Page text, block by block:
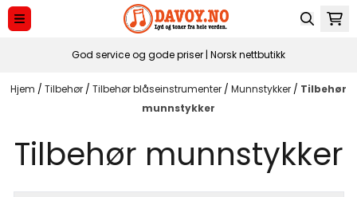
Hopp til innhold
God service og gode priser | Norsk nettbutikk
Hjem / Tilbehør / Tilbehør blåseinstrumenter / Munnstykker / Tilbehør
munnstykker
Tilbehør munnstykker